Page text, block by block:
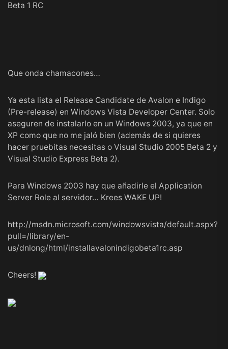
Beta 1 RC
Que onda chamacones…
Ya esta lista el Release Candidate de Avalon e Indigo
(Pre-release) en Windows Vista Developer Center. Solo
aseguren de instalarlo en un Windows 2003, ya que en
XP como que no me jaló bien (además de si quieres
hacer pruebitas necesitas o Visual Studio 2005 Beta 2 y
Visual Studio Express Beta 2).
Para Windows 2003 hay que añadirle el Application
Server Role al servidor… Krees WAKE UP!
http://msdn.microsoft.com/windowsvista/default.aspx?
pull=/library/en-
us/dnlong/html/installavalonindigobeta1rc.asp
Cheers!